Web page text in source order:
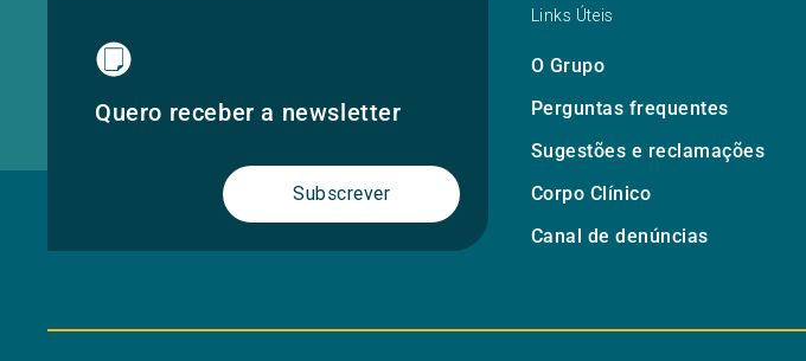
Quero receber a newsletter
Subscrever
Links Úteis
O Grupo
Perguntas frequentes
Sugestões e reclamações
Corpo Clínico
Canal de denúncias